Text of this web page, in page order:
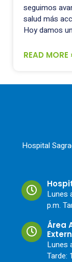
seguimos
salud más
Hoy damos
READ MORE
Hospital
Lunes
p.m.
Área
Lunes
Tarde: